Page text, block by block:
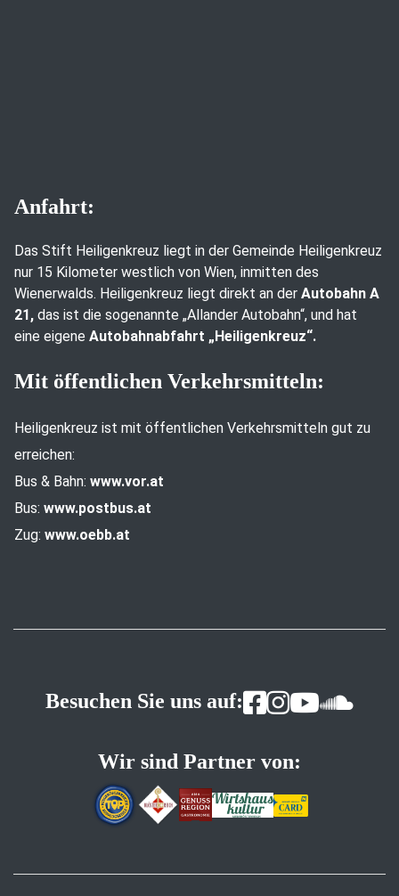
Anfahrt:
Das Stift Heiligenkreuz liegt in der Gemeinde Heiligenkreuz
nur 15 Kilometer westlich von Wien, inmitten des
Wienerwalds. Heiligenkreuz liegt direkt an der Autobahn A
21, das ist die sogenannte „Allander Autobahn“, und hat
eine eigene Autobahnabfahrt „Heiligenkreuz“.
Mit öffentlichen Verkehrsmitteln:
Heiligenkreuz ist mit öffentlichen Verkehrsmitteln gut zu
erreichen:
Bus & Bahn: www.vor.at
Bus: www.postbus.at
Zug: www.oebb.at
Besuchen Sie uns auf:
Wir sind Partner von: